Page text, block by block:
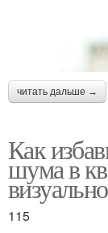
читать дальше →
Как
шума в
115